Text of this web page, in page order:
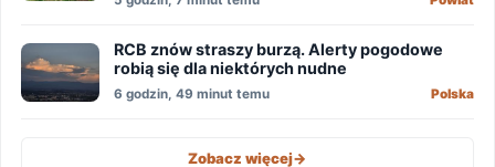
RCB znów straszy burzą. Alerty pogodowe
robią się dla niektórych nudne
6 godzin, 49 minut temu Polska
Zobacz więcej->